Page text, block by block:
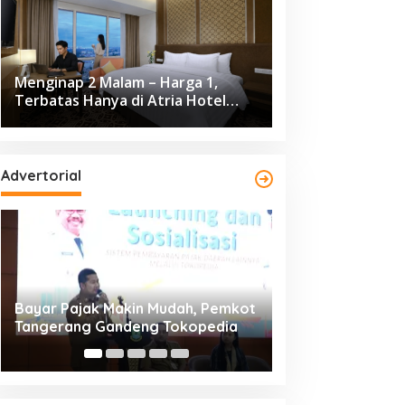
Menginap 2 Malam – Harga 1,
Terbatas Hanya di Atria Hotel
Advertorial
Resmi Bergulir, 651 Kafilah
Ramaikan MTQ XXV Kota
Tangerang di Ciledug